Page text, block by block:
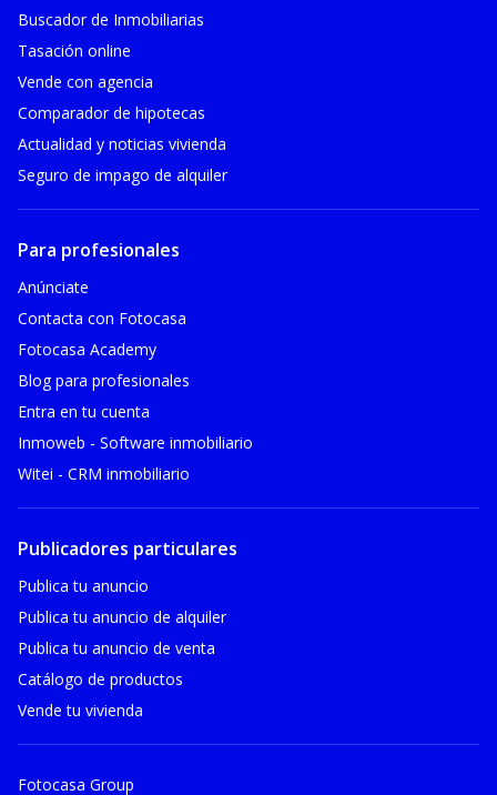
Buscador de Inmobiliarias
Tasación online
Vende con agencia
Comparador de hipotecas
Actualidad y noticias vivienda
Seguro de impago de alquiler
Para profesionales
Anúnciate
Contacta con Fotocasa
Fotocasa Academy
Blog para profesionales
Entra en tu cuenta
Inmoweb - Software inmobiliario
Witei - CRM inmobiliario
Publicadores particulares
Publica tu anuncio
Publica tu anuncio de alquiler
Publica tu anuncio de venta
Catálogo de productos
Vende tu vivienda
Fotocasa Group